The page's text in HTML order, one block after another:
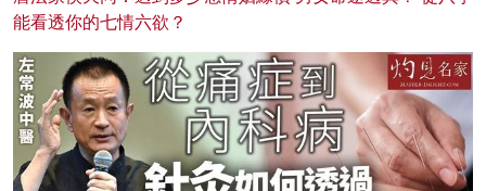
能看透你的七情六欲？